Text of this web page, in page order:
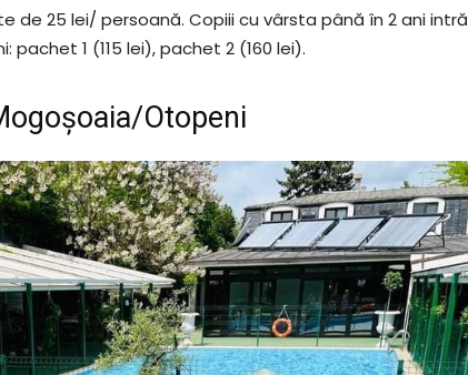
de 25 lei/ persoană. Copiii cu vârsta până în 2 ani intră
1 (115 lei), pachet 2 (160 lei).
Otopeni